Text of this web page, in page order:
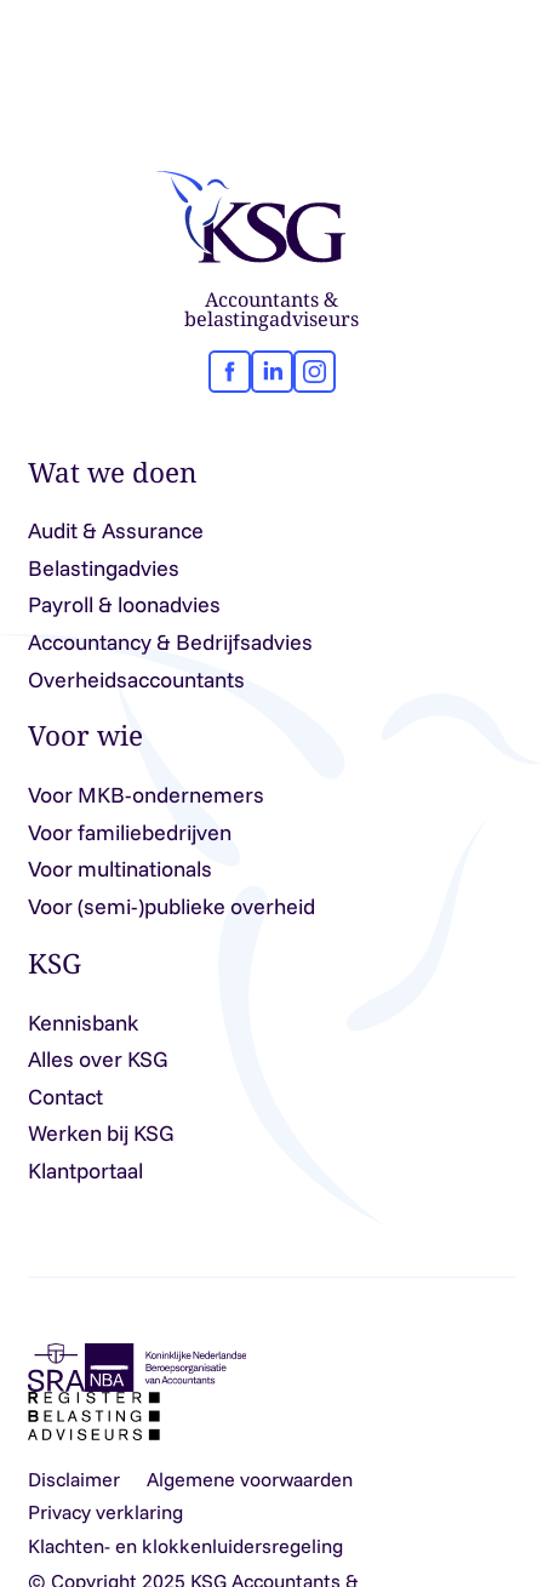
Accountants &
belastingadviseurs
Facebook
LinkedInInstagram
Wat we doen
Audit & Assurance
Belastingadvies
Payroll & loonadvies
Accountancy & Bedrijfsadvies
Overheidsaccountants
Voor wie
Voor MKB-ondernemers
Voor familiebedrijven
Voor multinationals
Voor (semi-)publieke overheid
KSG
Kennisbank
Alles over KSG
Contact
Werken bij KSG
Klantportaal
Disclaimer
Algemene voorwaarden
Privacy verklaring
Klachten- en klokkenluidersregeling
© Copyright 2025 KSG Accountants &